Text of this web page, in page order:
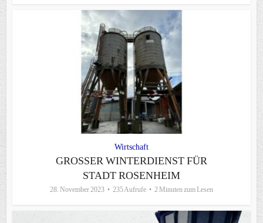
Wirtschaft
GROSSER WINTERDIENST FÜR S
TADT ROSENHEIM
28. November 2023 235 Aufrufe 2 Minuten zum Lesen